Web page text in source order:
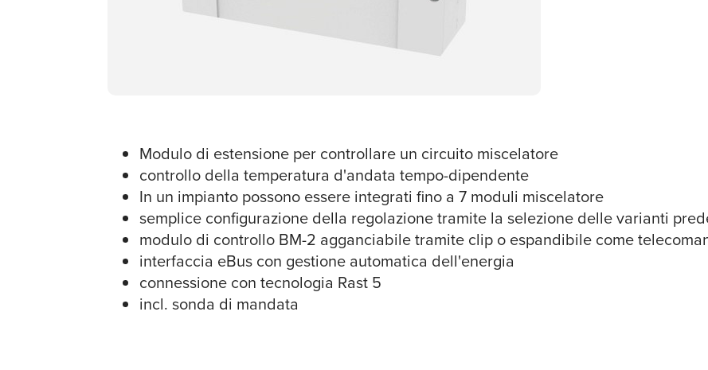
Modulo di estensione per controllare un circuito miscelatore
controllo della temperatura d'andata tempo-dipendente
In un impianto possono essere integrati fino a 7 moduli miscelatore
semplice configurazione della regolazione tramite la selezione delle varianti
modulo di controllo BM-2 agganciabile tramite clip o espandibile come
interfaccia eBus con gestione automatica dell'energia
connessione con tecnologia Rast 5
incl. sonda di mandata